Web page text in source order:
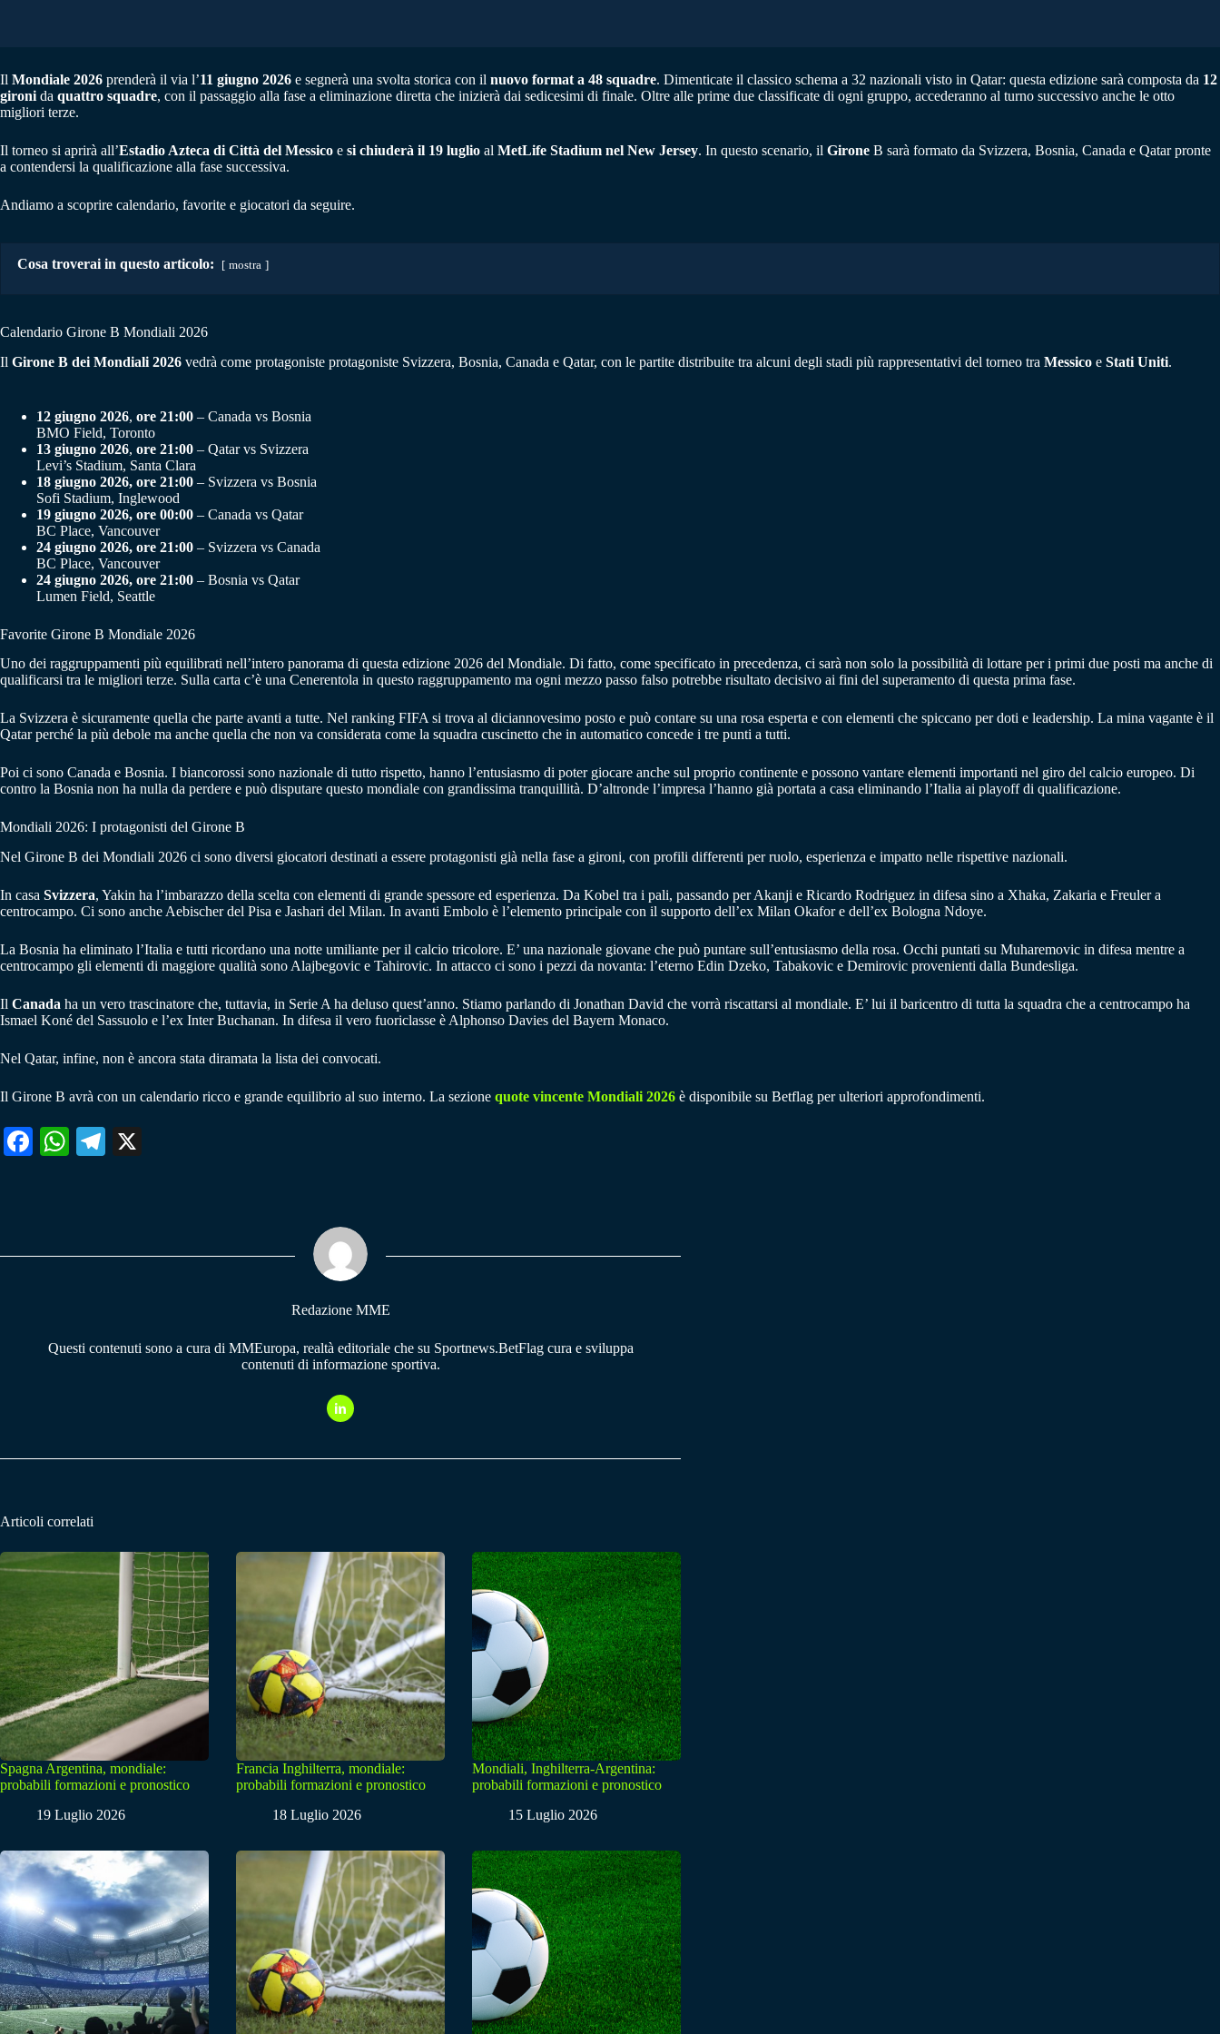
Il Mondiale 2026 prenderà il via l’11 giugno 2026 e segnerà una svolta storica con il nuovo format a 48 squadre. Dimenticate il classico schema a 32 nazionali visto in Qatar: questa edizione sarà composta da 12
gironi da quattro squadre, con il passaggio alla fase a eliminazione diretta che inizierà dai sedicesimi di finale. Oltre alle prime due classificate di ogni gruppo, accederanno al turno successivo anche le otto
migliori terze.
Il torneo si aprirà all’Estadio Azteca di Città del Messico e si chiuderà il 19 luglio al MetLife Stadium nel New Jersey. In questo scenario, il Girone B sarà formato da Svizzera, Bosnia, Canada e Qatar pronte
a contendersi la qualificazione alla fase successiva.
Andiamo a scoprire calendario, favorite e giocatori da seguire.
Cosa troverai in questo articolo: mostra
Calendario Girone B Mondiali 2026
Il Girone B dei Mondiali 2026 vedrà come protagoniste protagoniste Svizzera, Bosnia, Canada e Qatar, con le partite distribuite tra alcuni degli stadi più rappresentativi del torneo tra Messico e Stati Uniti.
12 giugno 2026, ore 21:00 – Canada vs Bosnia
BMO Field, Toronto
13 giugno 2026, ore 21:00 – Qatar vs Svizzera
Levi’s Stadium, Santa Clara
18 giugno 2026, ore 21:00 – Svizzera vs Bosnia
Sofi Stadium, Inglewood
19 giugno 2026, ore 00:00 – Canada vs Qatar
BC Place, Vancouver
24 giugno 2026, ore 21:00 – Svizzera vs Canada
BC Place, Vancouver
24 giugno 2026, ore 21:00 – Bosnia vs Qatar
Lumen Field, Seattle
Favorite Girone B Mondiale 2026
Uno dei raggruppamenti più equilibrati nell’intero panorama di questa edizione 2026 del Mondiale. Di fatto, come specificato in precedenza, ci sarà non solo la possibilità di lottare per i primi due posti ma anche di
qualificarsi tra le migliori terze. Sulla carta c’è una Cenerentola in questo raggruppamento ma ogni mezzo passo falso potrebbe risultato decisivo ai fini del superamento di questa prima fase.
La Svizzera è sicuramente quella che parte avanti a tutte. Nel ranking FIFA si trova al diciannovesimo posto e può contare su una rosa esperta e con elementi che spiccano per doti e leadership. La mina vagante è il
Qatar perché la più debole ma anche quella che non va considerata come la squadra cuscinetto che in automatico concede i tre punti a tutti.
Poi ci sono Canada e Bosnia. I biancorossi sono nazionale di tutto rispetto, hanno l’entusiasmo di poter giocare anche sul proprio continente e possono vantare elementi importanti nel giro del calcio europeo. Di
contro la Bosnia non ha nulla da perdere e può disputare questo mondiale con grandissima tranquillità. D’altronde l’impresa l’hanno già portata a casa eliminando l’Italia ai playoff di qualificazione.
Mondiali 2026: I protagonisti del Girone B
Nel Girone B dei Mondiali 2026 ci sono diversi giocatori destinati a essere protagonisti già nella fase a gironi, con profili differenti per ruolo, esperienza e impatto nelle rispettive nazionali.
In casa Svizzera, Yakin ha l’imbarazzo della scelta con elementi di grande spessore ed esperienza. Da Kobel tra i pali, passando per Akanji e Ricardo Rodriguez in difesa sino a Xhaka, Zakaria e Freuler a
centrocampo. Ci sono anche Aebischer del Pisa e Jashari del Milan. In avanti Embolo è l’elemento principale con il supporto dell’ex Milan Okafor e dell’ex Bologna Ndoye.
La Bosnia ha eliminato l’Italia e tutti ricordano una notte umiliante per il calcio tricolore. E’ una nazionale giovane che può puntare sull’entusiasmo della rosa. Occhi puntati su Muharemovic in difesa mentre a
centrocampo gli elementi di maggiore qualità sono Alajbegovic e Tahirovic. In attacco ci sono i pezzi da novanta: l’eterno Edin Dzeko, Tabakovic e Demirovic provenienti dalla Bundesliga.
Il Canada ha un vero trascinatore che, tuttavia, in Serie A ha deluso quest’anno. Stiamo parlando di Jonathan David che vorrà riscattarsi al mondiale. E’ lui il baricentro di tutta la squadra che a centrocampo ha
Ismael Koné del Sassuolo e l’ex Inter Buchanan. In difesa il vero fuoriclasse è Alphonso Davies del Bayern Monaco.
Nel Qatar, infine, non è ancora stata diramata la lista dei convocati.
Il Girone B avrà con un calendario ricco e grande equilibrio al suo interno. La sezione quote vincente Mondiali 2026 è disponibile su Betflag per ulteriori approfondimenti.
Fa W
pp
Te
m
Redazione MME
Questi contenuti sono a cura di MMEuropa, realtà editoriale che su Sportnews.BetFlag cura e sviluppa
contenuti di informazione sportiva.
Articoli correlati
Spagna Argentina, mondiale:
probabili formazioni e pronostico
19 Luglio 2026
Francia Inghilterra, mondiale:
probabili formazioni e pronostico
18 Luglio 2026
Mondiali, Inghilterra-Argentina:
probabili formazioni e pronostico
15 Luglio 2026